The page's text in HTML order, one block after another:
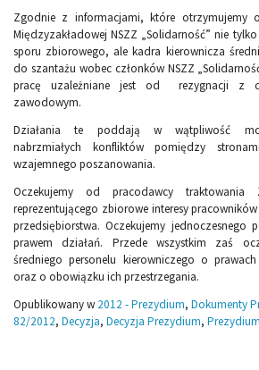
Zgodnie z informacjami, które otrzymujemy
Międzyzakładowej NSZZ „Solidarność” nie
sporu zbiorowego, ale kadra kierownicza
do szantażu wobec członków NSZZ
pracę uzależniane jest od rezygnacji z
zawodowym.
Działania te poddają w wątpliwość
nabrzmiałych konfliktów pomiędzy
wzajemnego poszanowania.
Oczekujemy od pracodawcy traktowania
reprezentującego zbiorowe interesy
przedsiębiorstwa. Oczekujemy jednoczesnego
prawem działań. Przede wszystkim zaś
średniego personelu kierowniczego o
oraz o obowiązku ich przestrzegania.
Opublikowany w 2012 - Prezydium, Dokumenty
82/2012, Decyzja, Decyzja Prezydium, Prezydium